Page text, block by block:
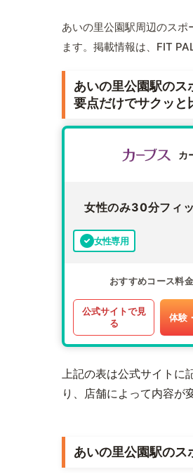
あいの里公園駅周辺のス
ます。掲載情報は、FIT
あいの里公園駅のス
要点だけでサクッと
カ
女性のみ30分フィ
女性専用
おすすめコース料金
公式サイトで見
る
体験
上記の表は公式サイトに
り、店舗によって内容が
あいの里公園駅のス